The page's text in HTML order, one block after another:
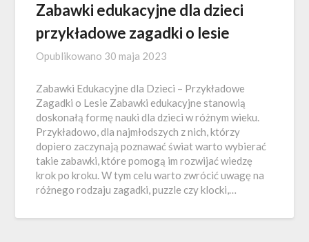
Zabawki edukacyjne dla dzieci
przykładowe zagadki o lesie
Opublikowano 30 maja 2023
Zabawki Edukacyjne dla Dzieci – Przykładowe
Zagadki o Lesie Zabawki edukacyjne stanowią
doskonałą formę nauki dla dzieci w różnym wieku.
Przykładowo, dla najmłodszych z nich, którzy
dopiero zaczynają poznawać świat warto wybierać
takie zabawki, które pomogą im rozwijać wiedzę
krok po kroku. W tym celu warto zwrócić uwagę na
różnego rodzaju zagadki, puzzle czy klocki,…